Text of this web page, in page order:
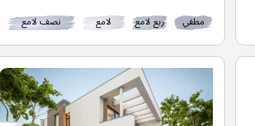
مطفي ربع لامع لامع نصف لامع